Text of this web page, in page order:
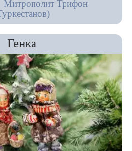
Митрополит Трифон
Генка